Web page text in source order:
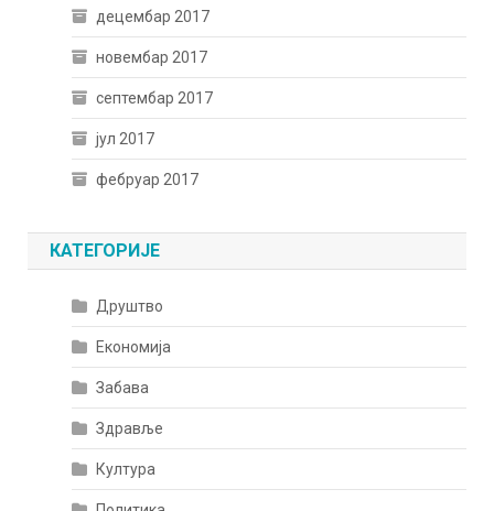
децембар 2017
новембар 2017
септембар 2017
јул 2017
фебруар 2017
КАТЕГОРИЈЕ
Друштво
Економија
Забава
Здравље
Култура